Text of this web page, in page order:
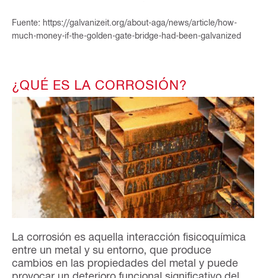
Fuente: https://galvanizeit.org/about-aga/news/article/how-
much-money-if-the-golden-gate-bridge-had-been-galvanized
¿QUÉ ES LA CORROSIÓN?
La corrosión es aquella interacción fisicoquímica
entre un metal y su entorno, que produce
cambios en las propiedades del metal y puede